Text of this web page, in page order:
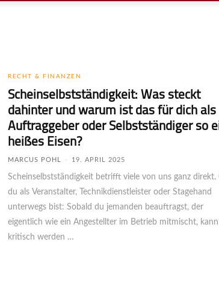
RECHT & FINANZEN
Scheinselbstständigkeit: Was steckt
dahinter und warum ist das für dich als
Auf­trag­ge­ber oder Selbst­stän­di­ger so
heißes Eisen?
MARCUS POHL - 19. APRIL 2025
Scheinselbstständigkeit betrifft viele von uns ganz direkt.
du als Veranstalter, Technikdienstleister oder Stagehand
unterwegs bist: Sobald du jemanden be­auf­tragst, der
eigentlich wie ein Angestellter im Betrieb mitmischt,
kritisch werden …